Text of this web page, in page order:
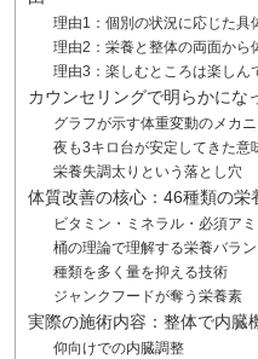
理由1：個別の状況に応じた具
理由2：栄養と整体の両面から
理由3：楽しむところは楽しん
カウンセリングで明らかにな
グラフが示す体重変動のメカ
夜も3キロ台が安定してきた意
栄養失調太りという落とし穴
体質改善の核心：46種類の栄
ビタミン・ミネラル・必須ア
桶の理論で理解する栄養バラ
種類を多く量を抑える技術
ジャンクフードが奪う栄養素
実際の施術内容：整体で内臓
仰向けでの内臓調整